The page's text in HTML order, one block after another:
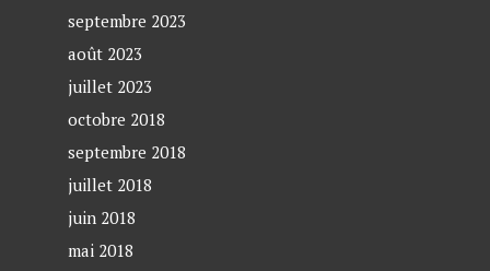
septembre 2023
août 2023
juillet 2023
octobre 2018
septembre 2018
juillet 2018
juin 2018
mai 2018